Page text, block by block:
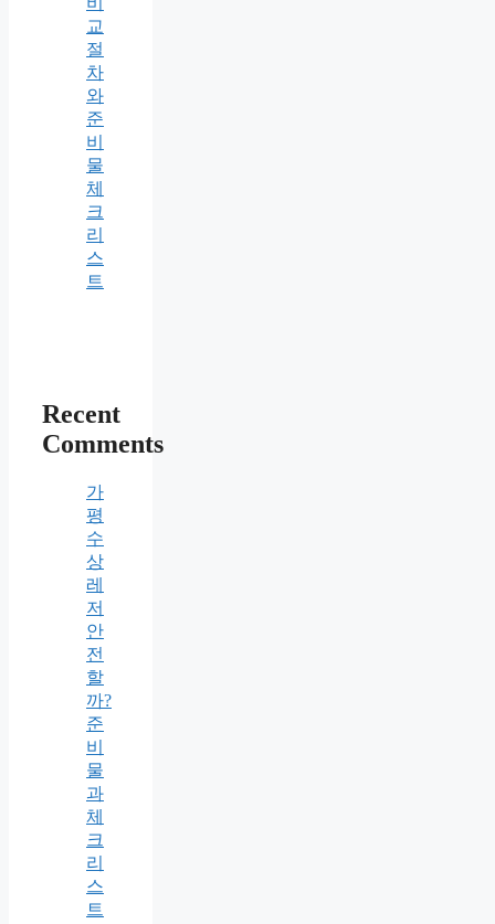
교
절
차
와
준
비
물
체
크
리
스
트
Recent
Comments
가
평
수
상
레
저
안
전
할
까?
준
비
물
과
체
크
리
스
트